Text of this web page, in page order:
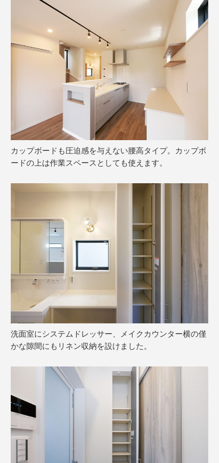
カップボードも圧迫感を与えない腰高タイプ。カップボ
ードの上は作業スペースとしても使えます。
洗面室にシステムドレッサー、メイクカウンター横の僅
かな隙間にもリネン収納を設けました。